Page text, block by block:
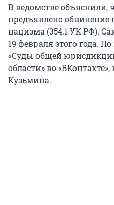
В ведомстве объяснили,
предъявлено обвинение
нацизма (354.1 УК РФ).
19 февраля этого года.
«Суды общей
области» во
Кузьмина.